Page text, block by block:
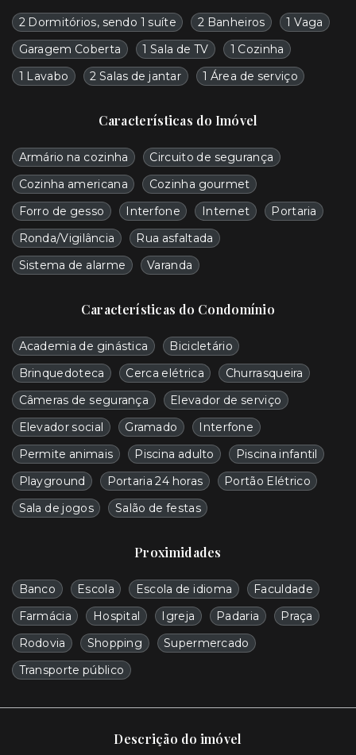
2 Dormitórios, sendo 1 suíte 2 Banheiros
1 Vaga
Garagem Coberta
1 Sala de TV
1 Cozinha
1 Lavabo
2 Salas de jantar 1 Área de serviço
Características do Imóvel
Armário na cozinha
Circuito de segurança
Cozinha americana
Cozinha gourmet
Forro de gesso
Interfone Internet
Portaria
Ronda/Vigilância
Rua asfaltada
Sistema de alarme
Varanda
Características do Condomínio
Academia de ginástica
Bicicletário
Brinquedoteca
Cerca elétrica
Churrasqueira
Câmeras de segurança
Elevador de serviço
Elevador social
Gramado
Interfone
Permite animais
Piscina adulto
Piscina infantil
Playground
Portaria 24 horas
Portão Elétrico
Sala de jogos
Salão de festas
Proximidades
Banco Escola Escola de idioma
Faculdade
Farmácia
Hospital Igreja Padaria
Praça
Rodovia
Shopping
Supermercado
Transporte público
Descrição do imóvel